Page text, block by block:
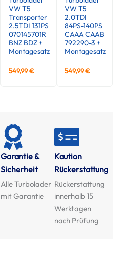
VW T5
Transporter
2.5TDI 131PS
070145701R
BNZ BDZ +
Montagesatz
549,99€
VW T5
2.0TDI
84PS-140PS
CAAA CAAB
792290-3 +
Montagesatz
549,99€
Garantie &
Sicherheit
Alle Turbolader
mit Garantie
Kaution
Rückerstattung
Rückerstattung
innerhalb 15
Werktagen
nach Prüfung